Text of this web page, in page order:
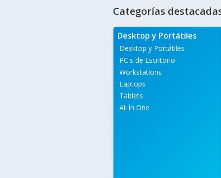
Categorías
Desktop y Portátiles
Desktop y Portátiles
PC's de Escritorio
Workstations
Laptops
Tablets
All in One